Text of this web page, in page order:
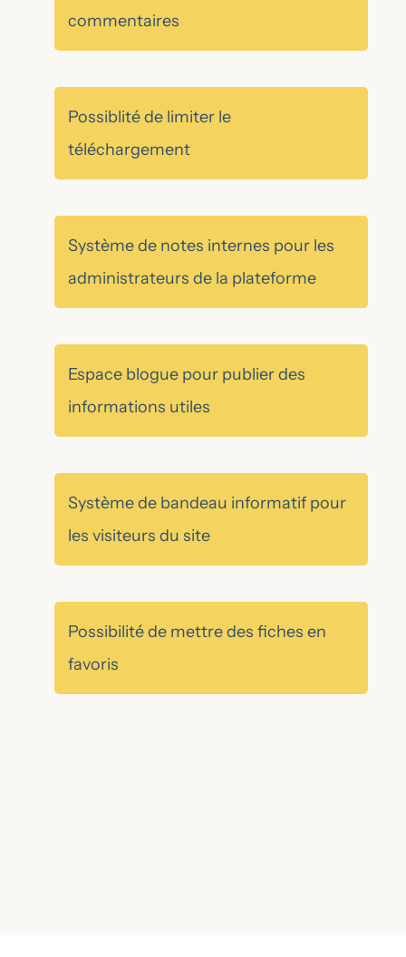
commentaires
Possiblité de limiter le
téléchargement
Système de notes internes pour les
administrateurs de la plateforme
Espace blogue pour publier des
informations utiles
Système de bandeau informatif pour
les visiteurs du site
Possibilité de mettre des fiches en
favoris